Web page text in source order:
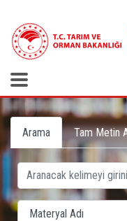
Arama Tam Metin